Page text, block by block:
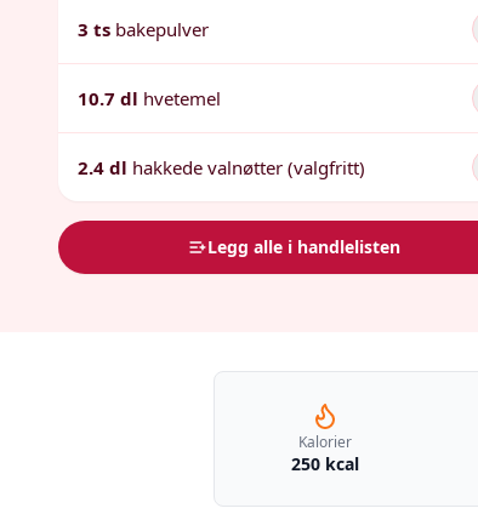
3 ts bakepulver
10.7 dl hvetemel
2.4 dl hakkede valnøtter (valgfritt)
Legg alle i handlelisten
Kalorier
250 kcal